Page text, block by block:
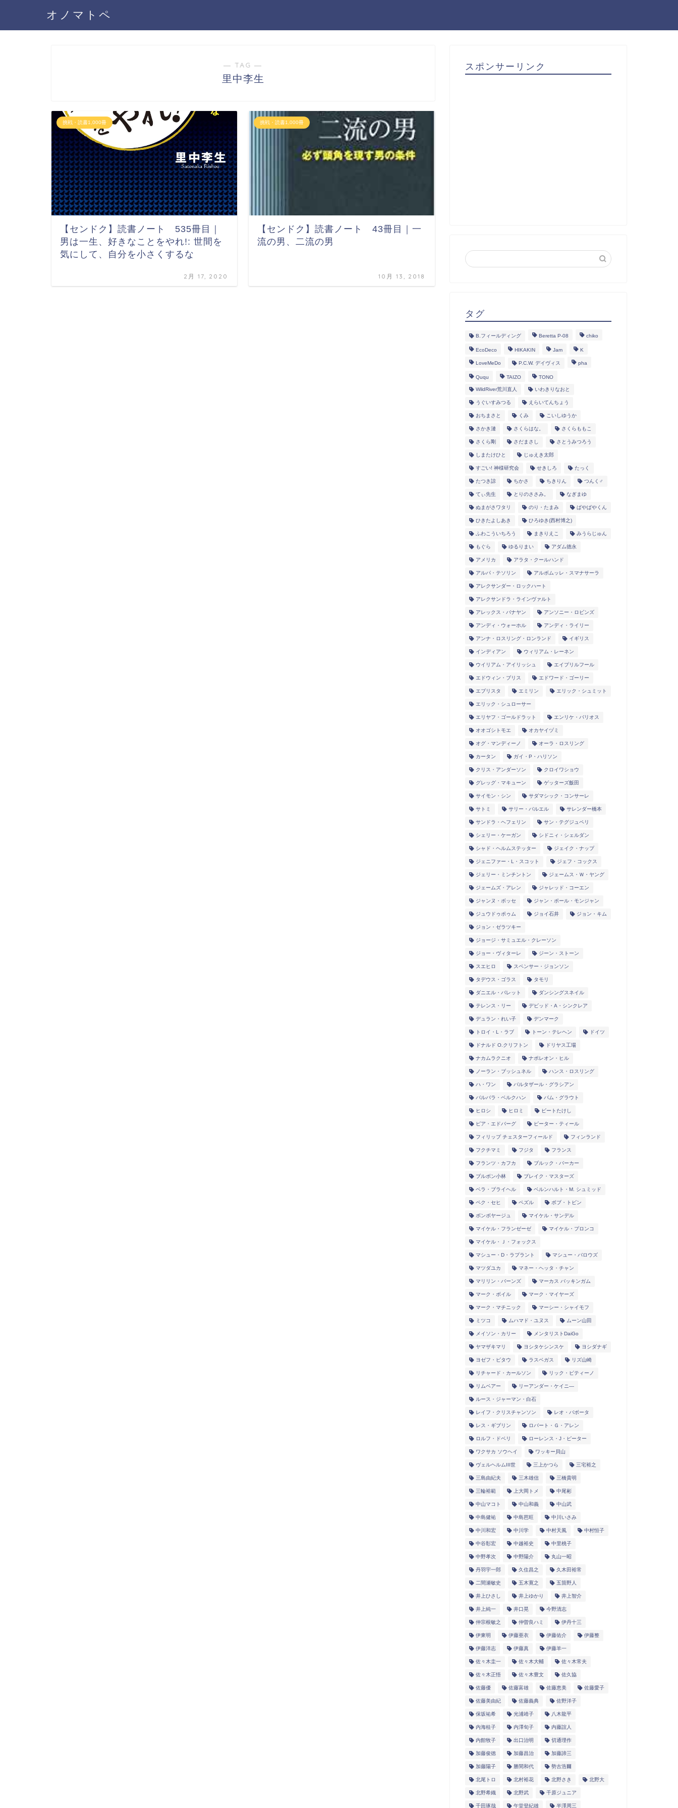
オノマトペ
― TAG ―
里中李生
挑戦・読書1,000冊
【センドク】読書ノート 535冊目｜
男は一生、好きなことをやれ!: 世間を
気にして、自分を小さくするな
2月 17, 2020
挑戦・読書1,000冊
【センドク】読書ノート 43冊目｜一
流の男、二流の男
10月 13, 2018
スポンサーリンク
タグ
B.フィールディング Beretta P-08 chiko
EcoDeco HIKAKIN Jam K
LoveMeDo P.C.W. デイヴィス pha
Ququ TAIZO TONO
WildRiver荒川直人 いわきりなおと
うぐいすみつる えらいてんちょう
おちまさと くみ こいしゆうか
さかき漣 さくらはな。 さくらももこ
さくら剛 さだまさし さとうみつろう
しまたけひと じゅえき太郎
すごい! 神様研究会 せきしろ たっく
たつき諒 ちかさ ちきりん つんく♂
てぃ先生 とりのささみ。 なぎまゆ
ぬまがさワタリ のり・たまみ ぱやぱやくん
ひきたよしあき ひろゆき(西村博之)
ふわこういちろう まきりえこ みうらじゅん
もぐら ゆるりまい アダム徳永
アメリカ アラタ・クールハンド
アルパ・テソリン アルボムッレ・スマナサーラ
アレクサンダー・ロックハート
アレクサンドラ・ラインヴァルト
アレックス・バナヤン アンソニー・ロビンズ
アンディ・ウォーホル アンディ・ライリー
アンナ・ロスリング・ロンランド イギリス
インディアン ウィリアム・レーネン
ウイリアム・アイリッシュ エイプリルフール
エドウィン・ブリス エドワード・ゴーリー
エブリスタ エミリン エリック・シュミット
エリック・シュローサー
エリヤフ・ゴールドラット エンリケ・バリオス
オオゴシトモエ オカヤイヅミ
オグ・マンディーノ オーラ・ロスリング
カータン ガイ・P・ハリソン
クリス・アンダーソン クロイワショウ
グレッグ・マキューン ゲッターズ飯田
サイモン・シン サダマシック・コンサーレ
サトミ サリー・バルエル サレンダー橋本
サンドラ・ヘフェリン サン・テグジュペリ
シェリー・ケーガン シドニィ・シェルダン
シャド・ヘルムステッター ジェイク・ナップ
ジェニファー・L・スコット ジェフ・コックス
ジェリー・ミンチントン ジェームス・Ｗ・ヤング
ジェームズ・アレン ジャレッド・コーエン
ジャンヌ・ボッセ ジャン・ポール・モンジャン
ジュウドゥポゥム ジョイ石井 ジョン・キム
ジョン・ゼラツキー
ジョージ・サミュエル・クレーソン
ジョー・ヴィターレ ジーン・ストーン
スエヒロ スペンサー・ジョンソン
タデウス・ゴラス タモリ
ダニエル・バレット ダンシングスネイル
テレンス・リー デビッド・A・シンクレア
デュラン・れい子 デンマーク
トロイ・L・ラブ トーン・テレヘン ドイツ
ドナルド O.クリフトン ドリヤス工場
ナカムラクニオ ナポレオン・ヒル
ノーラン・ブッシュネル ハンス・ロスリング
ハ・ワン バルタザール・グラシアン
バルバラ・ベルクハン パム・グラウト
ヒロシ ヒロミ ビートたけし
ピア・エドバーグ ピーター・ティール
フィリップ チェスターフィールド フィンランド
フクチマミ フジタ フランス
フランツ・カフカ ブルック・バーカー
ブルボン小林 ブレイク・マスターズ
ベラ・ブライヘル ベルンハルト・M. シュミッド
ペク・セヒ ペズル ボブ・トビン
ボンボヤージュ マイケル・サンデル
マイケル・フランゼーゼ マイケル・プロンコ
マイケル・Ｊ・フォックス
マシュー・D・ラプラント マシュー・バロウズ
マツダユカ マネー・ヘッタ・チャン
マリリン・バーンズ マーカス バッキンガム
マーク・ボイル マーク・マイヤーズ
マーク・マチニック マーシー・シャイモフ
ミツコ ムハマド・ユヌス ムーン山田
メイソン・カリー メンタリストDaiGo
ヤマザキマリ ヨシタケシンスケ ヨシダナギ
ヨゼフ・ピタウ ラスベガス リズ山崎
リチャード・カールソン リック・ピティーノ
リムベアー リーアンダー・ケイニ―
ルース・ジャーマン・白石
レイフ・クリスチャンソン レオ・バボータ
レス・ギブリン ロバート・Ｇ・アレン
ロルフ・ドベリ ローレンス・J・ピーター
ワクサカ ソウヘイ ワッキー貝山
ヴェルヘルムIII世 三上かつら 三宅裕之
三島由紀夫 三木雄信 三橋貴明
三輪裕範 上大岡トメ 中尾彬
中山マコト 中山和義 中山武
中島健祐 中島芭旺 中川いさみ
中川和宏 中川学 中村天風 中村恒子
中谷彰宏 中越裕史 中里桃子
中野孝次 中野陽介 丸山一昭
丹羽宇一郎 久住昌之 久木田裕常
二間瀬敏史 五木寛之 五箇野人
井上ひさし 井上ゆかり 井上智介
井上純一 井口晃 今野清志
仲宗根敏之 仲曽良ハミ 伊丹十三
伊東明 伊藤亜衣 伊藤佑介 伊藤整
伊藤洋志 伊藤真 伊藤羊一
佐々木圭一 佐々木大輔 佐々木常夫
佐々木正悟 佐々木豊文 佐久協
佐藤優 佐藤富雄 佐藤恵美 佐藤愛子
佐藤美由紀 佐藤義典 佐野洋子
保坂祐希 光浦靖子 八木龍平
内海桂子 内澤旬子 内藤誼人
内館牧子 出口治明 切通理作
加藤俊徳 加藤昌治 加藤諦三
加藤陽子 勝間和代 勢古浩爾
北尾トロ 北村裕花 北野さき 北野大
北野希織 北野武 千原ジュニア
千田琢哉 午堂登紀雄 半澤周三